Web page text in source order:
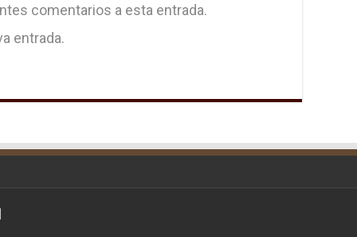
comentarios a esta entrada.
entrada.